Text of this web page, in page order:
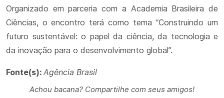
Organizado em parceria com a Academia Brasileira de
Ciências, o encontro terá como tema “Construindo um
futuro sustentável: o papel da ciência, da tecnologia e
da inovação para o desenvolvimento global”.
Fonte(s): Agência Brasil
Achou bacana? Compartilhe com seus amigos!